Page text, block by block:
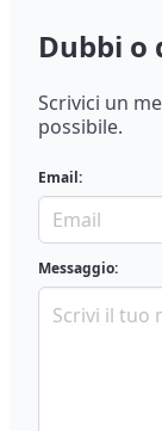
Dubbi o
Scrivici un
possibile.
Email:
Messaggio: